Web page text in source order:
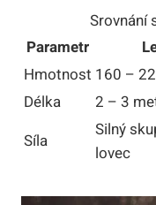
Srovnání
Parametr
Hmotnost 160 –
Délka
2 – 3
Síla
Silný
lovec